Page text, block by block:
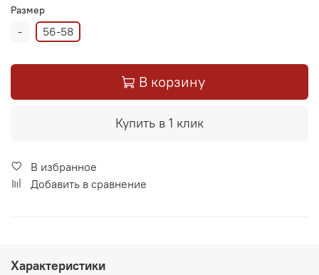
Размер
- 56-58
В корзину
Купить в 1 клик
В избранное
Добавить в сравнение
Характеристики